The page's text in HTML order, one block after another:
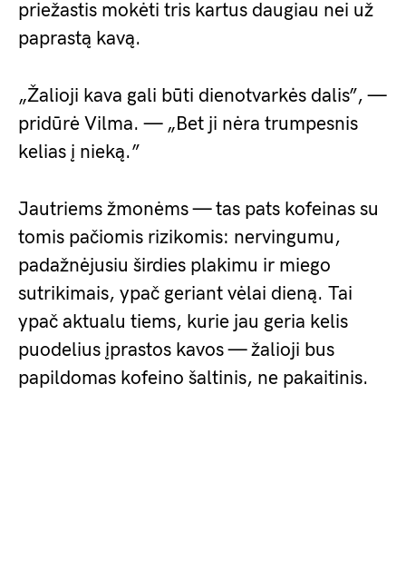
priežastis mokėti tris kartus daugiau nei už
paprastą kavą.
„Žalioji kava gali būti dienotvarkės dalis”, —
pridūrė Vilma. — „Bet ji nėra trumpesnis
kelias į nieką.”
Jautriems žmonėms — tas pats kofeinas su
tomis pačiomis rizikomis: nervingumu,
padažnėjusiu širdies plakimu ir miego
sutrikimais, ypač geriant vėlai dieną. Tai
ypač aktualu tiems, kurie jau geria kelis
puodelius įprastos kavos — žalioji bus
papildomas kofeino šaltinis, ne pakaitinis.